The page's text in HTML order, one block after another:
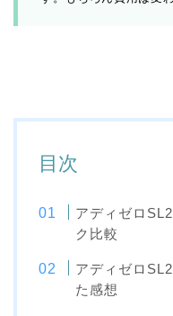
目次
アディゼロ
ク比較
アディゼロ
た感想